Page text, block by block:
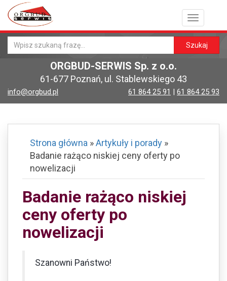
Toggle
Szukaj
ORGBUD-SERWIS Sp. z o.o.
61-677 Poznań, ul. Stablewskiego 43
info@orgbud.pl 61 864 25 91 | 61 864 25 93
Strona główna »Artykuły i porady »
Badanie rażąco niskiej ceny oferty po
nowelizacji
Badanie rażąco niskiej
ceny oferty po
nowelizacji
Szanowni Państwo!